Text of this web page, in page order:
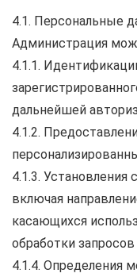
4.1. Персональные
Администрация
4.1.1.
дальнейшей
4.1.2.
4.1.3. Установления
включая
касающихся
обработки
4.1.4. Определения